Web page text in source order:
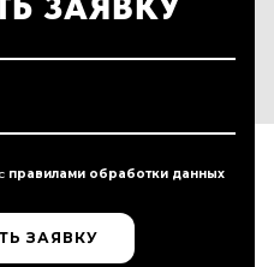
правилами обработки данных
ЗАЯВКУ
ЗАЯВКУ